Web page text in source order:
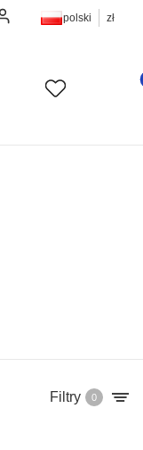
Zaloguj siępolski zł
Ulubione
Filtry 0